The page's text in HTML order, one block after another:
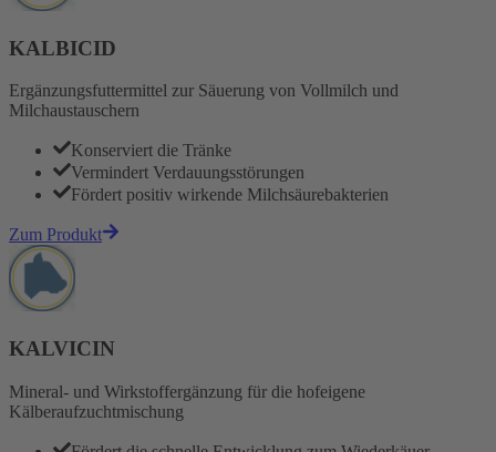
KALBICID
Ergänzungsfuttermittel zur Säuerung von Vollmilch und
Milchaustauschern
Konserviert die Tränke
Vermindert Verdauungsstörungen
Fördert positiv wirkende Milchsäurebakterien
Zum Produkt
KALVICIN
Mineral- und Wirkstoffergänzung für die hofeigene
Kälberaufzuchtmischung